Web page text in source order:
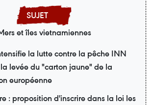
et îles vietnamiennes
la lutte contre la pêche INN
levée du "carton jaune" de la
européenne
: proposition d'inscrire dans la loi les